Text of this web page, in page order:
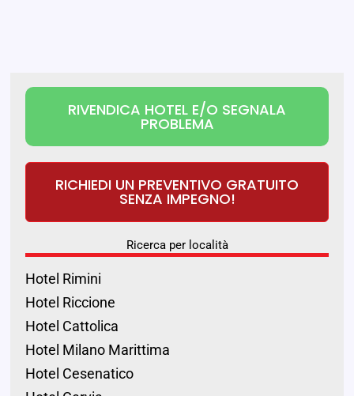
RIVENDICA HOTEL E/O SEGNALA
PROBLEMA
RICHIEDI UN PREVENTIVO GRATUITO
SENZA IMPEGNO!
Ricerca per località
Hotel Rimini
Hotel Riccione
Hotel Cattolica
Hotel Milano Marittima
Hotel Cesenatico